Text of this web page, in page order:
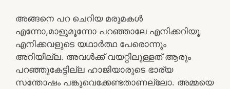
അങ്ങനെ പറ ചെറിയ മരുമകൾ
എന്നോ,മാളുമൂന്നോ പറഞ്ഞാലേ എനിക്കറിയൂ
എനിക്കവളുടെ യഥാർത്ഥ പേരൊന്നും
അറിയില്ല. അവൾക്ക് വയറ്റിലുള്ളത് ആരും
പറഞ്ഞുകേട്ടില്ല ഹാജിയാരുടെ ഭാര്യ
സന്തോഷം പങ്കുവെക്കേണ്ടതാണല്ലോ. അമ്മയെ